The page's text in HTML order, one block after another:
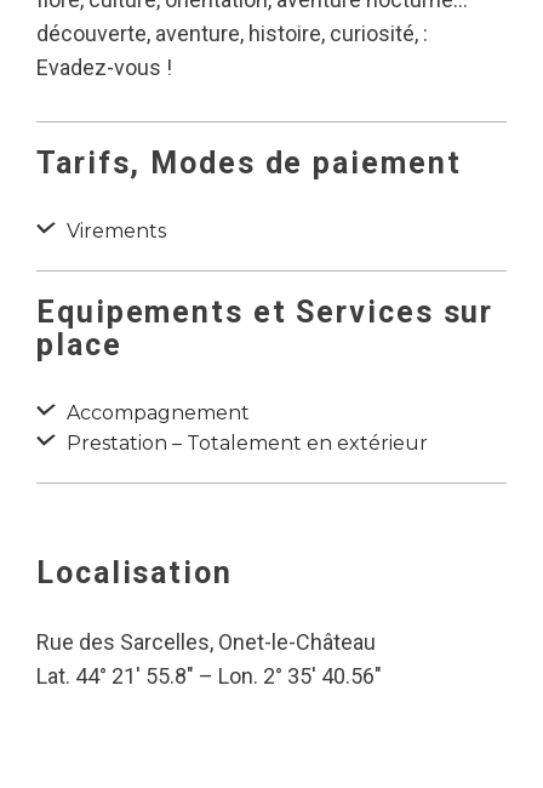
découverte, aventure, histoire, curiosité, :
Evadez-vous !
Tarifs, Modes de paiement
Virements
Equipements et Services sur
place
Accompagnement
Prestation – Totalement en extérieur
Localisation
Rue des Sarcelles, Onet-le-Château
Lat. 44° 21′ 55.8″ – Lon. 2° 35′ 40.56″